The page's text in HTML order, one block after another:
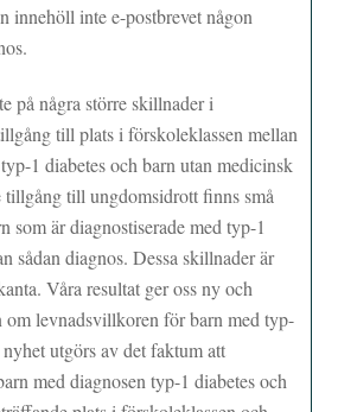
innehöll inte e-postbrevet någon
på några större skillnader i
till plats i förskoleklassen mellan
1 diabetes och barn utan medicinsk
tillgång till ungdomsidrott finns små
som är diagnostiserade med typ-1
sådan diagnos. Dessa skillnader är
Våra resultat ger oss ny och
levnadsvillkoren för barn med typ-
utgörs av det faktum att
med diagnosen typ-1 diabetes och